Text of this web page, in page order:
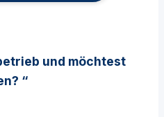
und möchtest
“